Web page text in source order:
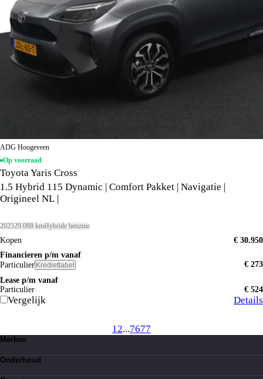
ADG Hoogeveen
Op voorraad
Toyota Yaris Cross
1.5 Hybrid 115 Dynamic | Comfort Pakket | Navigatie |
Origineel NL |
202529.088 kmHybride benzine
Kopen
€ 30.950
Financieren p/m vanaf
Particulier Krediettabel
€ 273
Lease p/m vanaf
Particulier
€ 524
Vergelijk Details
1 2...7677
Merken
Suzuki
Onderhoud